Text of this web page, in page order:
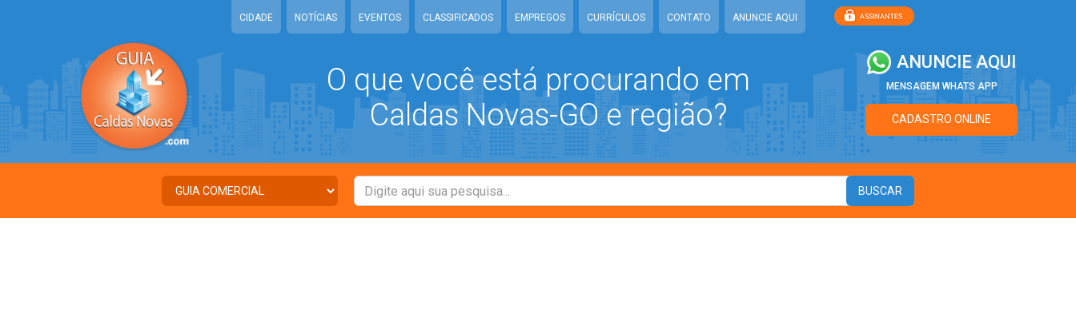
CIDADE NOTÍCIAS EVENTOS CLASSIFICADOS EMPREGOS CURRÍCULOS CONTATO ANUNCIE AQUI
O que você está procurando em
Caldas Novas-GO e região?
ANUNCIE AQUI
MENSAGEM WHATS APP
CADASTRO ONLINE